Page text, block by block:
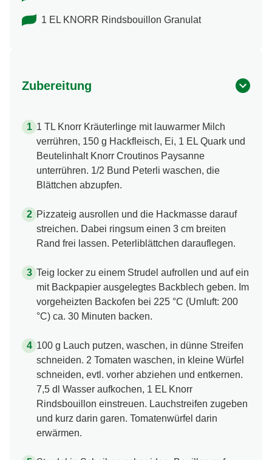
1 EL KNORR Rindsbouillon Granulat
Zubereitung
1 TL Knorr Kräuterlinge mit lauwarmer Milch
verrühren, 150 g Hackfleisch, Ei, 1 EL Quark und
Beutelinhalt Knorr Croutinos Paysanne
unterrühren. 1/2 Bund Peterli waschen, die
Blättchen abzupfen.
Pizzateig ausrollen und die Hackmasse darauf
streichen. Dabei ringsum einen 3 cm breiten
Rand frei lassen. Peterliblättchen darauflegen.
Teig locker zu einem Strudel aufrollen und auf ein
mit Backpapier ausgelegtes Backblech geben. Im
vorgeheizten Backofen bei 225 °C (Umluft: 200
°C) ca. 30 Minuten backen.
100 g Lauch putzen, waschen, in dünne Streifen
schneiden. 2 Tomaten waschen, in kleine Würfel
schneiden, evtl. vorher abziehen und entkernen.
7,5 dl Wasser aufkochen, 1 EL Knorr
Rindsbouillon einstreuen. Lauchstreifen zugeben
und kurz darin garen. Tomatenwürfel darin
erwärmen.